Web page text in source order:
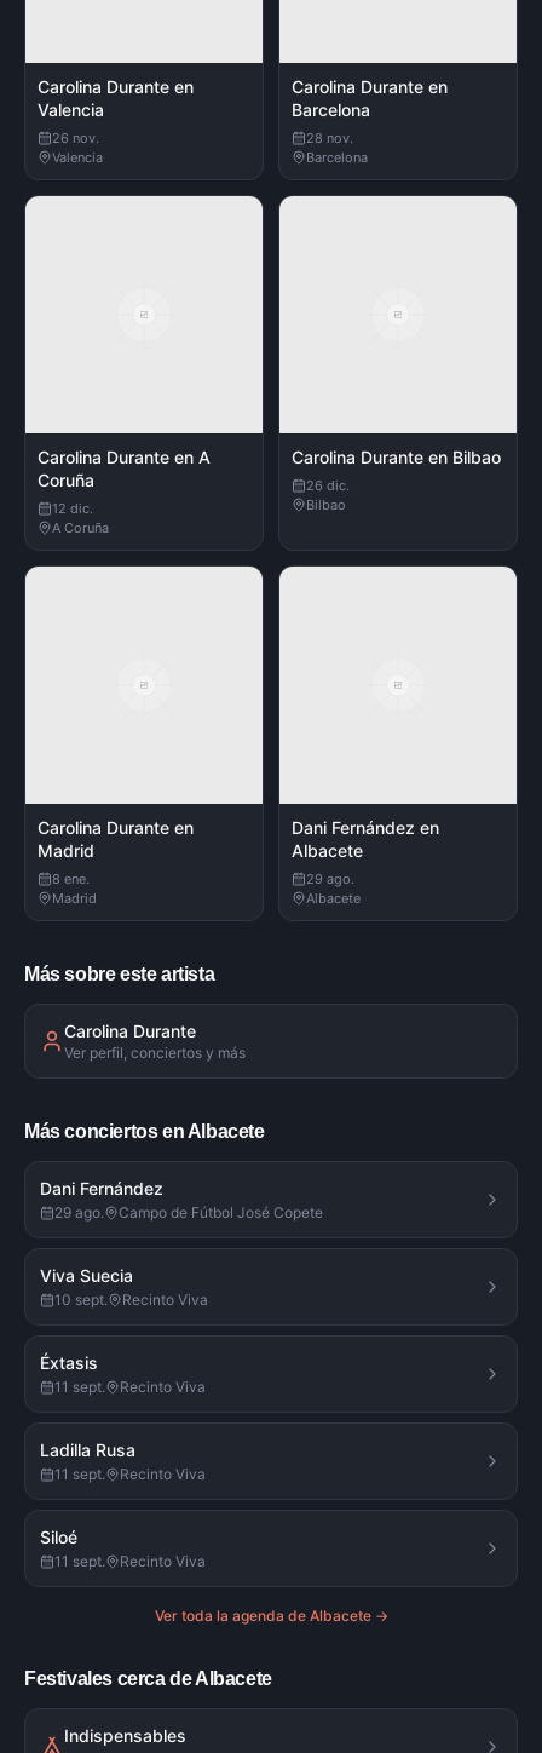
Carolina Durante en
Valencia
26 nov.
Valencia
Carolina Durante en
Barcelona
28 nov.
Barcelona
Carolina Durante en A
Coruña
12 dic.
A Coruña
Carolina Durante en Bilbao
26 dic.
Bilbao
Carolina Durante en
Madrid
8 ene.
Madrid
Dani Fernández en
Albacete
29 ago.
Albacete
Más sobre este artista
Carolina Durante
Ver perfil, conciertos y más
Más conciertos en Albacete
Dani Fernández
29 ago. Campo de Fútbol José Copete
Viva Suecia
10 sept. Recinto Viva
Éxtasis
11 sept. Recinto Viva
Ladilla Rusa
11 sept. Recinto Viva
Siloé
11 sept. Recinto Viva
Ver toda la agenda de Albacete→
Festivales cerca de Albacete
Indispensables